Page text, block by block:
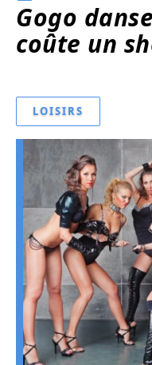
Gogo
coûte un
LOISIRS